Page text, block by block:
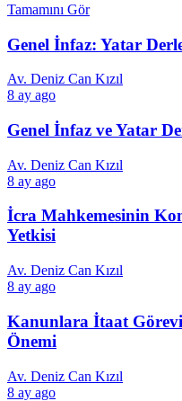
Tamamını Gör
Genel İnfaz: Yatar
Av. Deniz Can Kızıl
8 ay ago
Genel İnfaz ve Yatar
Av. Deniz Can Kızıl
8 ay ago
İcra Mahkemesinin
Yetkisi
Av. Deniz Can Kızıl
8 ay ago
Kanunlara İtaat
Önemi
Av. Deniz Can Kızıl
8 ay ago